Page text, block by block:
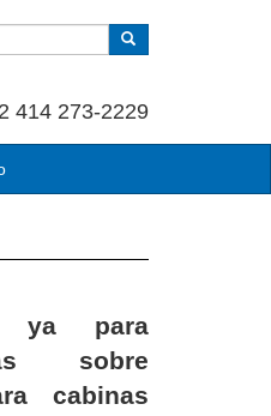
414 273-2229
ya para
sobre
cabinas